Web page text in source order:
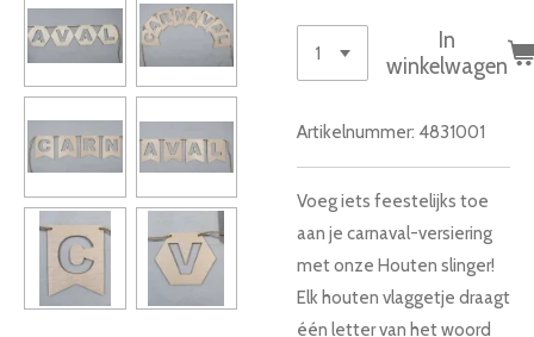
In
winkelwagen
Artikelnummer: 4831001
Voeg iets feestelijks toe
aan je carnaval-versiering
met onze Houten slinger!
Elk houten vlaggetje draagt
één letter van het woord